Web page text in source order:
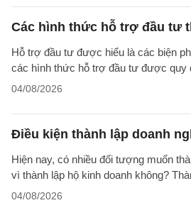
Các hình thức hỗ trợ đầu tư
Hỗ trợ đầu tư được hiểu là các biện
các hình thức hỗ trợ đầu tư được quy
04/08/2026
Điều kiện thành lập doanh
Hiện nay, có nhiều đối tượng muốn
vì thành lập hộ kinh doanh không?
04/08/2026